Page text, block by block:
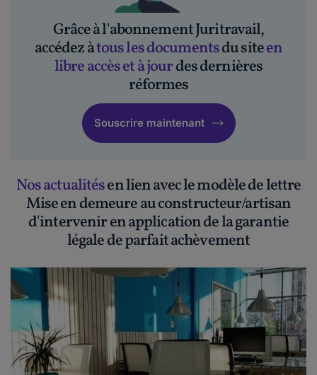
Grâce à l'abonnement Juritravail,
accédez àtous les documentsdu siteen
libre accès et à jourdes dernières
réformes
Souscrire maintenant
Nos actualitésen lien avec le modèle de lettre
Mise en demeure au constructeur/artisan
d'intervenir en application de la garantie
légale de parfait achèvement